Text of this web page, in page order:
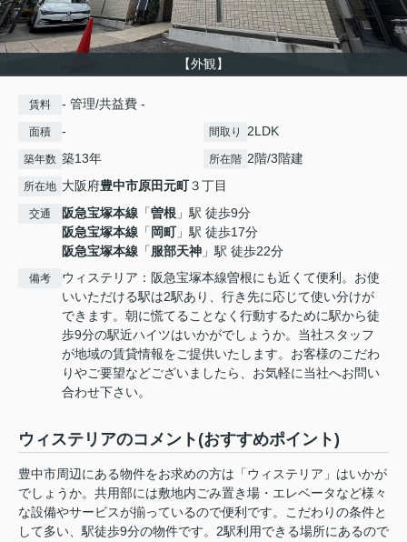
【外観】
賃料 - 管理/共益費 -
面積 - 間取り 2LDK
築年数 築13年 所在階 2階/3階建
所在地 大阪府豊中市原田元町３丁目
交通 阪急宝塚本線 「曽根 」駅 徒歩9分
阪急宝塚本線 「 岡町」駅 徒歩17分
阪急宝塚本線 「服部天神 」駅 徒歩22分
備考
ウィステリア：阪急宝塚本線曽根にも近くて便利。お使
いいただける駅は2駅あり、行き先に応じて使い分けが
できます。朝に慌てることなく行動するために駅から徒
歩9分の駅近ハイツはいかがでしょうか。当社スタッフ
が地域の賃貸情報をご提供いたします。お客様のこだわ
りやご要望などございましたら、お気軽に当社へお問い
合わせ下さい。
ウィステリアのコメント(おすすめポイント)
豊中市周辺にある物件をお求めの方は「ウィステリア」はいかが
でしょうか。共用部には敷地内ごみ置き場・エレベータなど様々
な設備やサービスが揃っているので便利です。こだわりの条件と
して多い、駅徒歩9分の物件です。2駅利用できる場所にあるので